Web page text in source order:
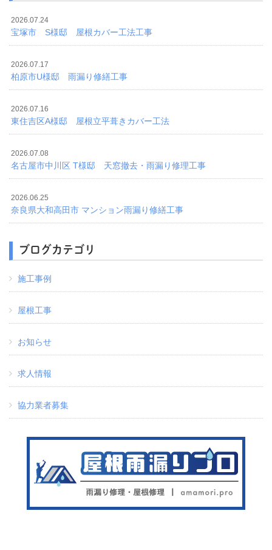
2026.07.24
宝塚市 S様邸 屋根カバー工法工事
2026.07.17
柏原市U様邸 雨漏り修繕工事
2026.07.16
東住吉区A様邸 屋根立平葺きカバー工法
2026.07.08
名古屋市中川区 T様邸 天窓撤去・雨漏り修理工事
2026.06.25
奈良県大和高田市 マンション雨漏り修繕工事
ブログカテゴリ
施工事例
屋根工事
お知らせ
求人情報
協力業者募集